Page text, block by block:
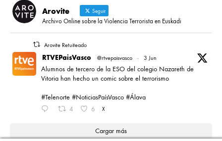
Arovite Seguir
Archivo Online sobre la Violencia Terrorista en Euskadi
Arovite Retuiteado
RTVEPaisVasco @rtvepaisvasco · 3 Jun
Alumnos de tercero de la ESO del colegio Nazareth de
Vitoria han hecho un comic sobre el terrorismo
#Telenorte #NoticiasPaísVasco #Álava
4 6 X
Cargar más